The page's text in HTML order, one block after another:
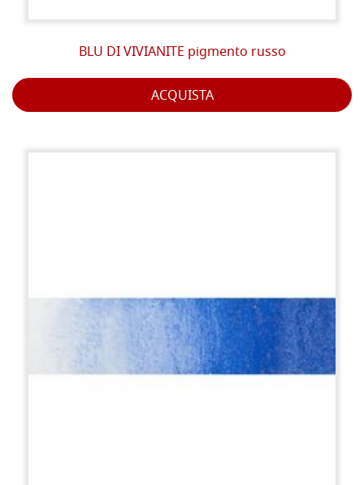
BLU DI VIVIANITE pigmento russo
ACQUISTA